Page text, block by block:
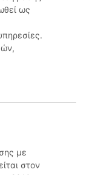
ως
με
στον